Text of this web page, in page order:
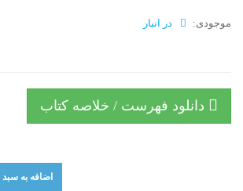
موجودی: در انبار
دانلود فهرست / خلاصه کتاب